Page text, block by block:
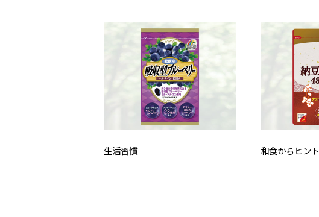
生活習慣 和食からヒント